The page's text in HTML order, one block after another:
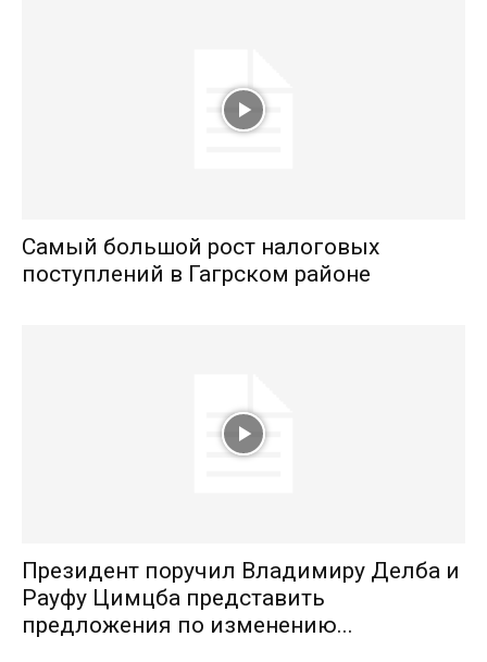
Самый большой рост налоговых
поступлений в Гагрском районе
Президент поручил Владимиру Делба и
Рауфу Цимцба представить
предложения по изменению...